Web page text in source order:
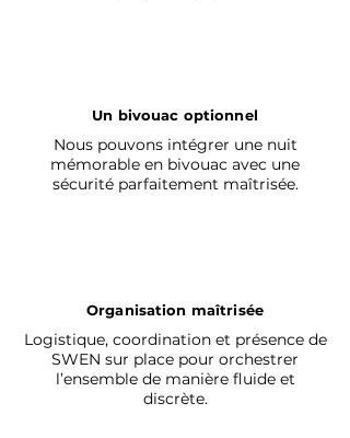
Un bivouac optionnel
Nous pouvons intégrer une nuit
mémorable en bivouac avec une
sécurité parfaitement maîtrisée.
Organisation maîtrisée
Logistique, coordination et présence de
SWEN sur place pour orchestrer
l’ensemble de manière fluide et
discrète.